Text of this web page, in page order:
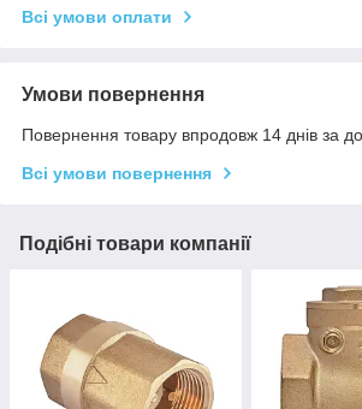
Всі умови оплати
Умови повернення
Повернення товару впродовж 14 днів за
Всі умови повернення
Подібні товари компанії